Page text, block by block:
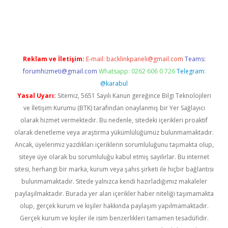
Reklam ve İletişim: E-mail: backlinkpaneli@gmail.com Teams:
forumhizmeti@gmail.com Whatsapp: 0262 606 0 726 Telegram:
@karabul
Yasal Uyarı: Sitemiz, 5651 Sayılı Kanun gereğince Bilgi Teknolojileri
ve İletişim Kurumu (BTK) tarafından onaylanmış bir Yer Sağlayıcı
olarak hizmet vermektedir. Bu nedenle, sitedeki içerikleri proaktif
olarak denetleme veya araştırma yükümlülüğümüz bulunmamaktadır.
Ancak, üyelerimiz yazdıkları içeriklerin sorumluluğunu taşımakta olup,
siteye üye olarak bu sorumluluğu kabul etmiş sayılırlar. Bu internet
sitesi, herhangi bir marka, kurum veya şahıs şirketi ile hiçbir bağlantısı
bulunmamaktadır. Sitede yalnızca kendi hazırladığımız makaleler
paylaşılmaktadır. Burada yer alan içerikler haber niteliği taşımamakta
olup, gerçek kurum ve kişiler hakkında paylaşım yapılmamaktadır.
Gerçek kurum ve kişiler ile isim benzerlikleri tamamen tesadüfidir.